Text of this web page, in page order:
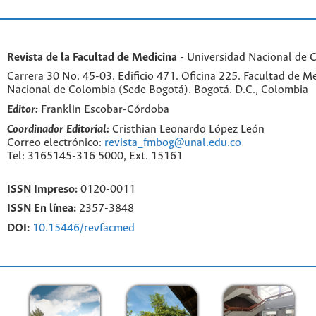
Revista de la Facultad de Medicina - Universidad Nacional de
Carrera 30 No. 45-03. Edificio 471. Oficina 225. Facultad de
Nacional de Colombia (Sede Bogotá). Bogotá. D.C., Colombia
Editor: Franklin Escobar-Córdoba
Coordinador Editorial: Cristhian Leonardo López León
Correo electrónico: revista_fmbog@unal.edu.co
Tel: 3165145-316 5000, Ext. 15161
ISSN Impreso: 0120-0011
ISSN En línea: 2357-3848
DOI: 10.15446/revfacmed